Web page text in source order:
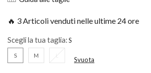
🔥 3 Articoli venduti nelle ultime 24 ore
Scegli la tua taglia:
S M L Svuota